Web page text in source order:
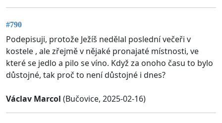
#790
Podepisuji, protože Ježíš nedělal poslední večeři v
kostele , ale zřejmě v nějaké pronajaté místnosti, ve
které se jedlo a pilo se víno. Když za onoho času to bylo
důstojné, tak proč to není důstojné i dnes?
Václav Marcol (Bučovice, 2025-02-16)